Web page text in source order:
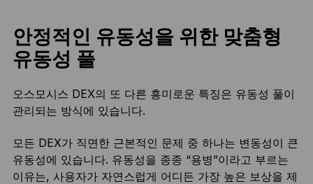
안정적인 유동성을 위한 맞춤형
유동성 풀
오스모시스 DEX의 또 다른 흥미로운 특징은 유동성 풀이
관리되는 방식에 있습니다.
모든 DEX가 직면한 근본적인 문제 중 하나는 변동성이 큰
유동성에 있습니다. 유동성을 종종 “용병”이라고 부르는
이유는, 사용자가 자연스럽게 어디든 가장 높은 보상을 제